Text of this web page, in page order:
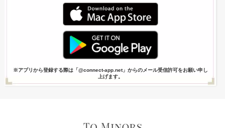
※アプリから登録する際は「@connect-app.net」からのメール受信許可をお願い申し
上げます。